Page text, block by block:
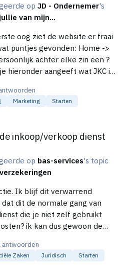
opJD - Ondernemer's
van mijn...
achter elke zin een ?
hieronder aangeeft wat JKC is
passend bij huisstijl' ->
uw huisstijl' zal ik ervan maken
Dit i.v.m. het merkrecht.
eerst afgesproken zijn'. Ik
echt professioneel klinken.
Wellicht heb je hier wat aan.
Marketing Starten
inkoop/verkoop dienst
op bas-services's topic
Ik blijf dit verwarrend
dit de normale gang van
die je niet zelf gebruikt
gewoon de
antwoorden
Zaken Juridisch Starten